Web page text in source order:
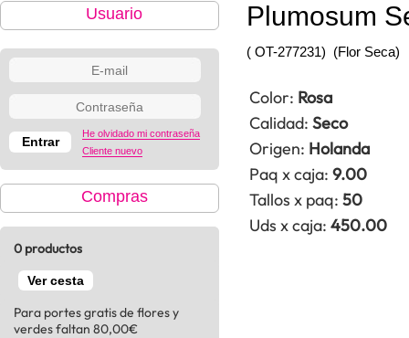
Usuario
He olvidado mi contraseña
Cliente nuevo
Compras
0 productos
Ver cesta
Para portes gratis de flores y
verdes faltan 80,00€
Plumosum
( OT-277231) (Flor Seca)
Color: Rosa
Calidad: Seco
Origen: Holanda
Paq x caja: 9.00
Tallos x paq: 50
Uds x caja: 450.00